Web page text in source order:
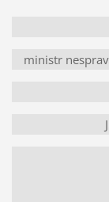
ministr